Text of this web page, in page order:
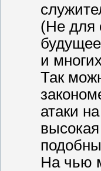
(Не для
и
Так
атаки
На чью